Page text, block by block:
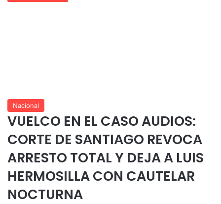
Nacional
VUELCO EN EL CASO AUDIOS:
CORTE DE SANTIAGO REVOCA
ARRESTO TOTAL Y DEJA A LUIS
HERMOSILLA CON CAUTELAR
NOCTURNA